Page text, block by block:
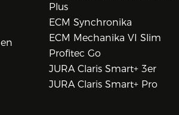
Plus
ECM Synchronika
ECM Mechanika VI Slim
Profitec Go
JURA Claris Smart+ 3er
JURA Claris Smart+ Pro